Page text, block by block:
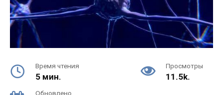
Время чтения
5 мин.
Просмотры
11.5k.
Обновлено